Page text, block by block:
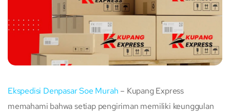
Ekspedisi Denpasar Soe Murah – Kupang Express
memahami bahwa setiap pengiriman memiliki keunggulan